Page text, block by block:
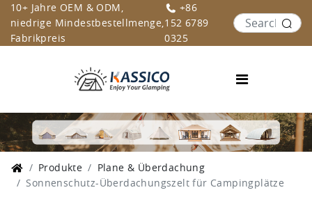
10+ Jahre OEM & ODM,
niedrige Mindestbestellmenge,
Fabrikpreis
+86
152 6789
0325
Produkte
Plane & Überdachung
Sonnenschutz-Überdachungszelt für Campingplätze